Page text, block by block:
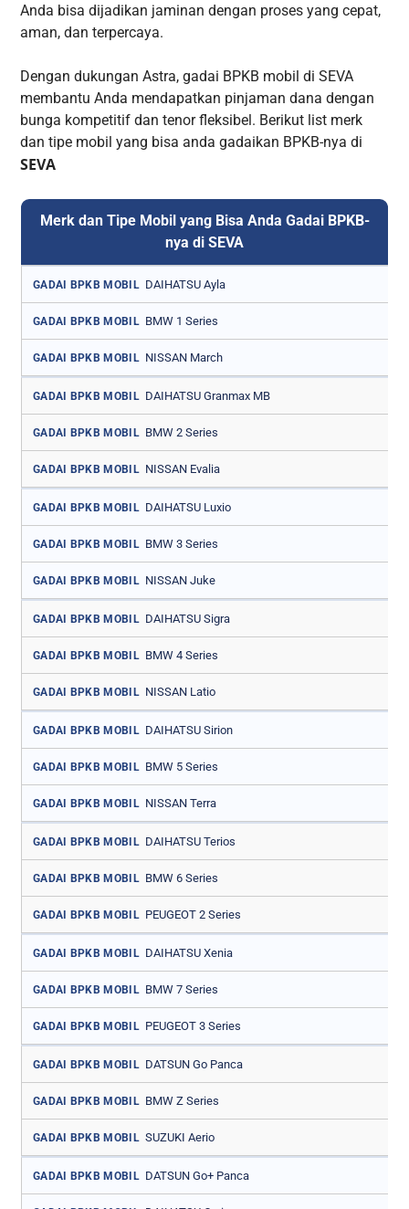
Anda bisa dijadikan jaminan dengan proses yang cepat,
aman, dan terpercaya.
Dengan dukungan Astra, gadai BPKB mobil di SEVA
membantu Anda mendapatkan pinjaman dana dengan
bunga kompetitif dan tenor fleksibel. Berikut list merk
dan tipe mobil yang bisa anda gadaikan BPKB-nya di
SEVA
Merk dan Tipe Mobil yang Bisa Anda Gadai BPKB-
nya di SEVA
GADAI BPKB MOBIL DAIHATSU Ayla
GADAI BPKB MOBIL BMW 1 Series
GADAI BPKB MOBIL NISSAN March
GADAI BPKB MOBIL DAIHATSU Granmax MB
GADAI BPKB MOBIL BMW 2 Series
GADAI BPKB MOBIL NISSAN Evalia
GADAI BPKB MOBIL DAIHATSU Luxio
GADAI BPKB MOBIL BMW 3 Series
GADAI BPKB MOBIL NISSAN Juke
GADAI BPKB MOBIL DAIHATSU Sigra
GADAI BPKB MOBIL BMW 4 Series
GADAI BPKB MOBIL NISSAN Latio
GADAI BPKB MOBIL DAIHATSU Sirion
GADAI BPKB MOBIL BMW 5 Series
GADAI BPKB MOBIL NISSAN Terra
GADAI BPKB MOBIL DAIHATSU Terios
GADAI BPKB MOBIL BMW 6 Series
GADAI BPKB MOBIL PEUGEOT 2 Series
GADAI BPKB MOBIL DAIHATSU Xenia
GADAI BPKB MOBIL BMW 7 Series
GADAI BPKB MOBIL PEUGEOT 3 Series
GADAI BPKB MOBIL DATSUN Go Panca
GADAI BPKB MOBIL BMW Z Series
GADAI BPKB MOBIL SUZUKI Aerio
GADAI BPKB MOBIL DATSUN Go+ Panca